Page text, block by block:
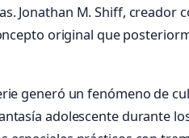
Jonathan M. Shiff, creador
original que
generó un fenómeno de
adolescente durante